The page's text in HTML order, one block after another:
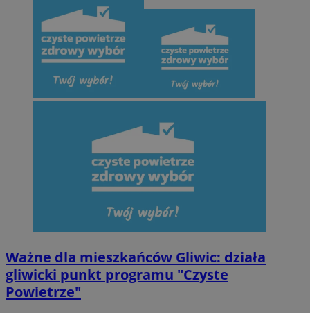
Ważne dla mieszkańców Gliwic: działa
gliwicki punkt programu "Czyste
Powietrze"